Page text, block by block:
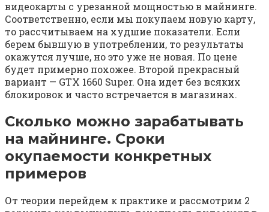
видеокарты с урезанной мощностью в майнинге.
Соответственно, если мы покупаем новую карту,
то рассчитываем на худшие показатели. Если
берем бывшую в употреблении, то результаты
окажутся лучше, но это уже не новая. По цене
будет примерно похожее. Второй прекрасный
вариант — GTX 1660 Super. Она идет без всяких
блокировок и часто встречается в магазинах.
Сколько можно зарабатывать
на майнинге. Сроки
окупаемости конкретных
примеров
От теории перейдем к практике и рассмотрим 2